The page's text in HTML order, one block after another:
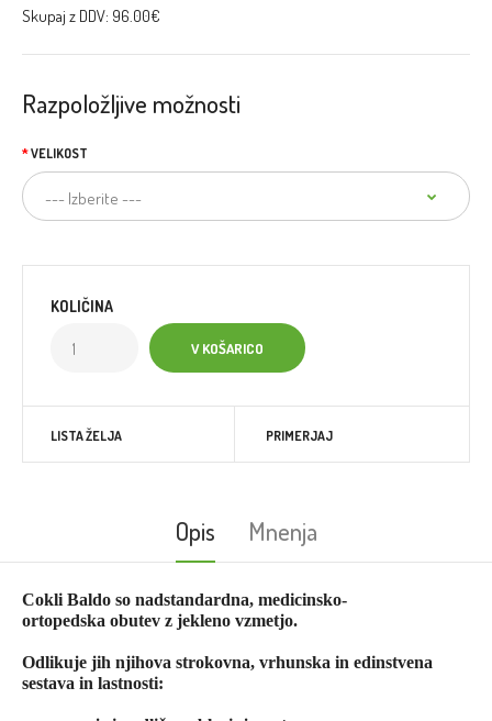
Skupaj z DDV: 96.00€
Razpoložljive možnosti
VELIKOST
KOLIČINA
LISTA ŽELJA PRIMERJAJ
Opis Mnenja
Cokli Baldo so nadstandardna, medicinsko-
ortopedska obutev z jekleno vzmetjo.
Odlikuje jih njihova strokovna, vrhunska in edinstvena
sestava in lastnosti: